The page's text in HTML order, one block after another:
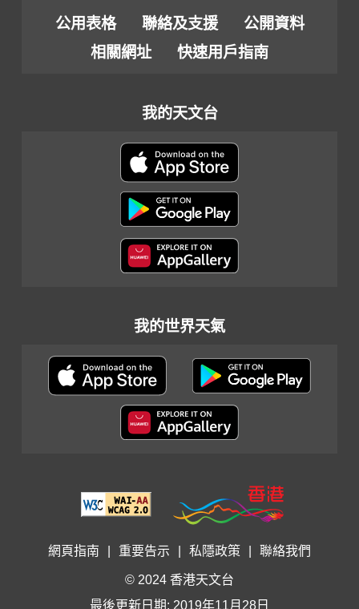
公用表格 聯絡及支援
公開資料
相關網址
快速用戶指南
我的天文台
我的世界天氣
網頁指南 重要告示 私隱政策 聯絡我們
© 2024 香港天文台
最後更新日期: 2019年11月28日